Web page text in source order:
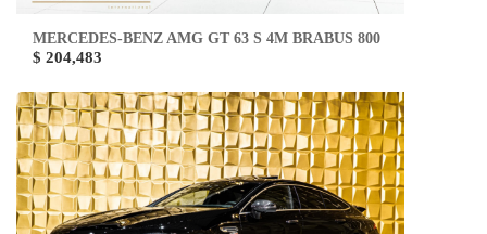
MERCEDES-BENZ AMG GT 63 S 4M BRABUS 800
$ 204,483